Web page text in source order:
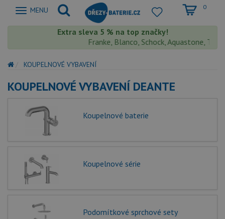
Zobrazit
MENU 0
Extra sleva 5 % na top značky!
Franke, Blanco, Schock, Aquastone,
KOUPELNOVÉ VYBAVENÍ
KOUPELNOVÉ VYBAVENÍ DEANTE
Koupelnové baterie
Koupelnové série
Podomítkové sprchové sety